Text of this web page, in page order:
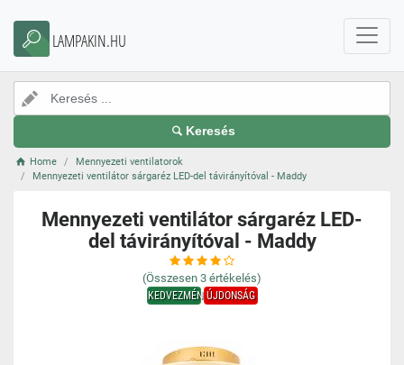
LAMPAKIN.HU
Keresés
Home
Mennyezeti ventilatorok
Mennyezeti ventilátor sárgaréz LED-del távirányítóval - Maddy
Mennyezeti ventilátor sárgaréz LED-
del távirányítóval - Maddy
(Összesen 3 értékelés)
KEDVEZMÉNYÚJDONSÁG